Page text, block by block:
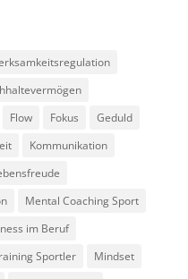
Flow Fokus
Geduld
Kommunikation
Mental Coaching Sport
im Beruf
Sportler
Mindset